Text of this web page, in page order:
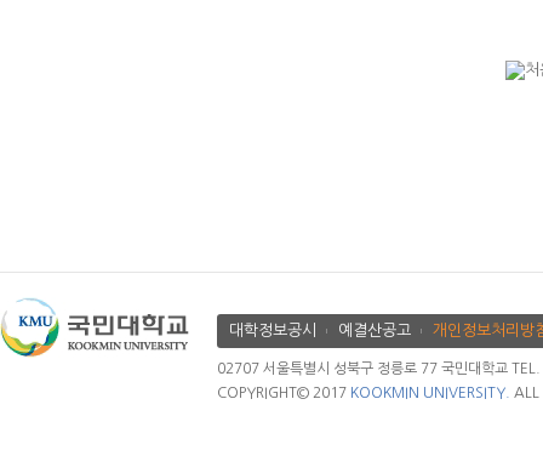
대학정보공시 예결산공고 개인정보처리방
02707 서울특별시 성북구 정릉로 77 국민대학교
COPYRIGHT© 2017 KOOKMIN UNIVERSITY. ALL